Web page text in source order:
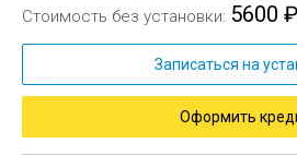
Стоимость без установки: 5600 ₽
Записаться на
Оформить